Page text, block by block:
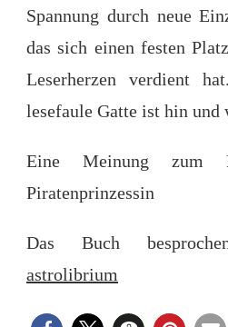
Spannung durch neue
das sich einen festen
Leserherzen verdient
lesefaule Gatte ist hin und
Eine Meinung zum
Piratenprinzessin
Das Buch
astrolibrium